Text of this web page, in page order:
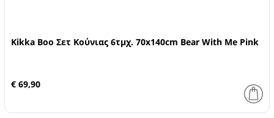
Kikka Boo Σετ Κούνιας 6τμχ. 70x140cm Bear With Me Pink
€ 69,90